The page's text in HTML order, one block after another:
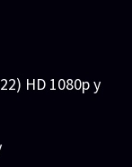
HD 1080p y